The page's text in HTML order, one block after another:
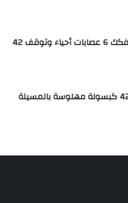
شرطة العاصمة تفكك 6 عصابات أحياء وتوقف 42